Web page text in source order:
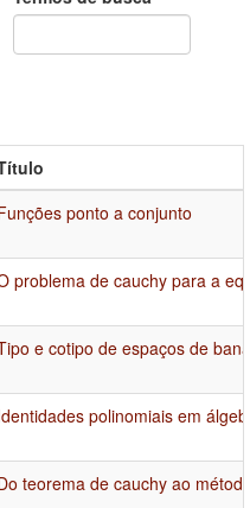
ponto a conjunto
problema de cauchy para a
e cotipo de espaços de
polinomiais em
teorema de cauchy ao